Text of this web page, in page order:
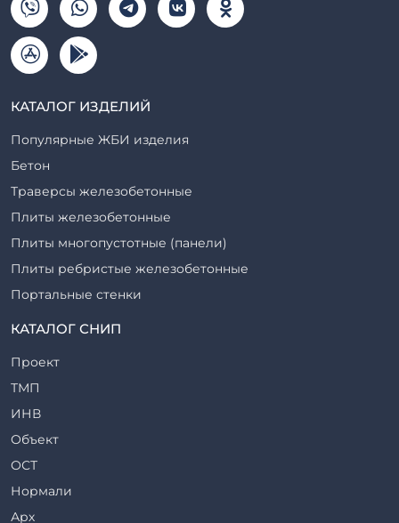
КАТАЛОГ ИЗДЕЛИЙ
Популярные ЖБИ изделия
Бетон
Траверсы железобетонные
Плиты железобетонные
Плиты многопустотные (панели)
Плиты ребристые железобетонные
Портальные стенки
Прогоны железобетонные
Ригели железобетонные
Сваи железобетонные
Стеновые блоки
Стойки железобетонные
Столбы железобетонные
Закладные детали
КАТАЛОГ СНИП
Проект
ТМП
ИНВ
Объект
ОСТ
Нормали
Арх